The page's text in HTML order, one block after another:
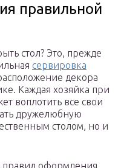
правильной
стол? Это, прежде
сервировка
декора
Каждая хозяйка при
воплотить все свои
дружелюбную
столом, но и
правил оформления